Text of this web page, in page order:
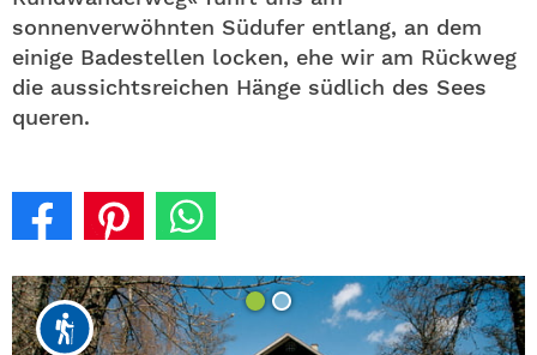
sonnenverwöhnten Südufer entlang, an dem
einige Badestellen locken, ehe wir am Rückweg
die aussichtsreichen Hänge südlich des Sees
queren.